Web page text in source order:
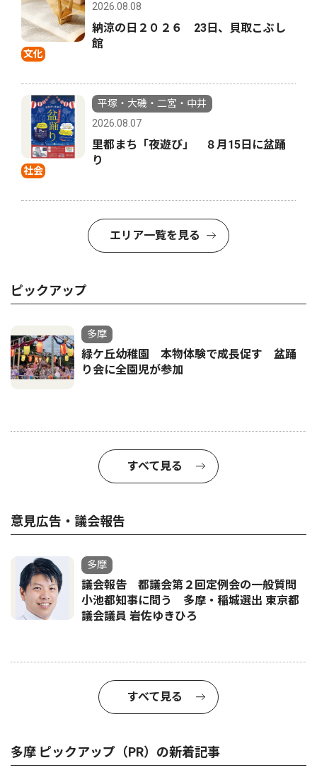
文化
2026.08.08
納涼の日２０２６ 23日、貝取こぶし
館
社会
平塚・大磯・二宮・中井
2026.08.07
里都まち「夜遊び」 ８月15日に盆踊
り
エリア一覧を見る
ピックアップ
多摩
緑ケ丘幼稚園 本物体験で成長促す 盆踊
り会に全園児が参加
すべて見る
意見広告・議会報告
多摩
議会報告 都議会第２回定例会の一般質問
小池都知事に問う 多摩・稲城選出 東京都
議会議員 岩佐ゆきひろ
すべて見る
多摩 ピックアップ（PR）の新着記事